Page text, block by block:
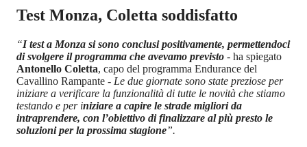
Test Monza, Coletta soddisfatto
“I test a Monza si sono conclusi positivamente, permettendoci
di svolgere il programma che avevamo previsto - ha spiegato
Antonello Coletta, capo del programma Endurance del
Cavallino Rampante - Le due giornate sono state preziose per
iniziare a verificare la funzionalità di tutte le novità che stiamo
testando e per iniziare a capire le strade migliori da
intraprendere, con l’obiettivo di finalizzare al più presto le
soluzioni per la prossima stagione”.